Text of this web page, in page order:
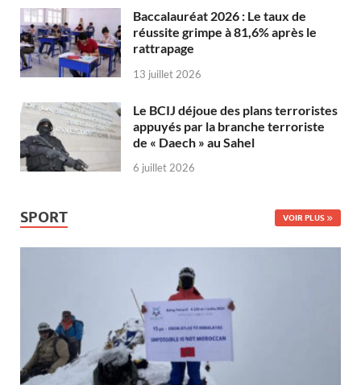
Baccalauréat 2026 : Le taux de
réussite grimpe à 81,6% après le
rattrapage
13 juillet 2026
Le BCIJ déjoue des plans terroristes
appuyés par la branche terroriste
de « Daech » au Sahel
6 juillet 2026
SPORT VOIR PLUS